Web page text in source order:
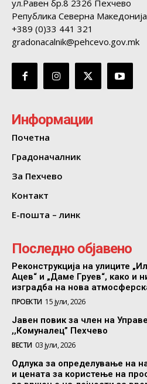
ул.Равен бр.8 2326 Пехчево
Република Северна Македонија
+389 (0)33 441 321
gradonacalnik@pehcevo.gov.mk
Информации
Почетна
Градоначалник
За Пехчево
Контакт
Е-пошта – линк
Последно објавено
Реконструкција на улиците
Ацев“ и „Даме Груев“, како и
изградба на нова
ПРОЕКТИ 15 јули, 2026
Јавен повик за член на
,,Комуналец” Пехчево
ВЕСТИ 03 јули, 2026
Одлука за определување на
и цената за користење на